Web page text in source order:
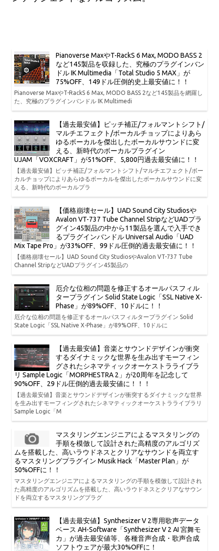
Pianoverse MaxやT-RackS 6 Max, MODO BASS 2
など145製品を収録した、究極のプラグインバン
ドル IK Multimedia「Total Studio 5 MAX」が
75%OFF、149ドル圧倒的史上最安値に！！
Pianoverse MaxやT-RackS 6 Max, MODO BASS 2など145製品を網羅し
た、究極のプラグインバンドル IK Multimedi
【過去最安値】ピッチ補正/フォルマントシフト/
マルチエフェクト/ボーカルチョップによりあら
ゆるボーカルを傑出したボーカルサウンドに変
える、新時代のボーカルプラグイン
UJAM「VOXCRAFT」が51%OFF、5,800円過去最安値に！！
【過去最安値】ピッチ補正/フォルマントシフト/マルチエフェクト/ボー
カルチョップによりあらゆるボーカルを傑出したボーカルサウンドに変
える、新時代のボーカルプラ
【価格崩壊セール】UAD Sound City Studiosや
Avalon VT-737 Tube Channel StripなどUADプラ
グイン45製品の中から11製品を選んで入手でき
るプラグインバンドル Universal Audio「UAD
Mix Tape Pro」が33%OFF、99ドル圧倒的過去最安値に！！
【価格崩壊セール】UAD Sound City StudiosやAvalon VT-737 Tube
Channel StripなどUADプラグイン45製品の
厄介な位相の問題を修正するオールパスフィル
タープラグイン Solid State Logic「SSL Native X-
Phase」が89%OFF、10ドルに！！
厄介な位相の問題を修正するオールパスフィルタープラグイン Solid
State Logic「SSL Native X-Phase」が89%OFF、10ドルに
【過去最安値】音楽とサウンドデザインが衝突
するダイナミックな世界を生み出すモーフィン
グされたシネマティックオーケストラライブラ
リ Sample Logic「MORPHESTRA 2」が20周年を記念して
90%OFF、29ドル圧倒的過去最安値に！！！
【過去最安値】音楽とサウンドデザインが衝突するダイナミックな世界
を生み出すモーフィングされたシネマティックオーケストラライブラリ
Sample Logic「M
マスタリングエンジニアによるマスタリングの
手順を模倣して設計された高精度のアルゴリズ
ムを搭載した、高いラウドネスとクリアなサウンドを両立す
るマスタリングプラグイン Musik Hack「Master Plan」が
50%OFFに！！
マスタリングエンジニアによるマスタリングの手順を模倣して設計され
た高精度のアルゴリズムを搭載した、高いラウドネスとクリアなサウン
ドを両立するマスタリングプラグ
【過去最安値】Synthesizer V 2専用歌声データ
ベース AH-Software「Synthesizer V 2 AI 宮舞モ
カ」が過去最安値等、各種音声合成・歌声合成
ソフトウェアが最大30%OFFに！